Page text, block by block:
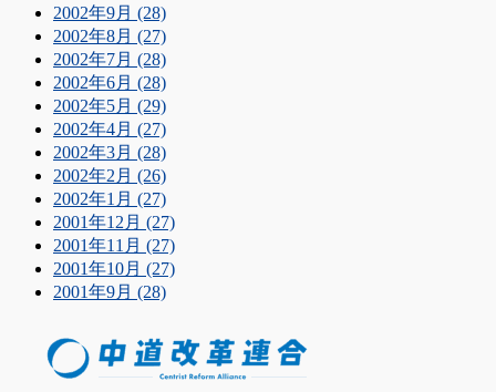
2002年9月 (28)
2002年8月 (27)
2002年7月 (28)
2002年6月 (28)
2002年5月 (29)
2002年4月 (27)
2002年3月 (28)
2002年2月 (26)
2002年1月 (27)
2001年12月 (27)
2001年11月 (27)
2001年10月 (27)
2001年9月 (28)